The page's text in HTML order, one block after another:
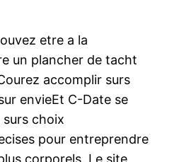
etre a la
un plancher de tacht
accomplir surs
envieEt C-Date se
surs choix
pour entreprendre
corporels. Le site